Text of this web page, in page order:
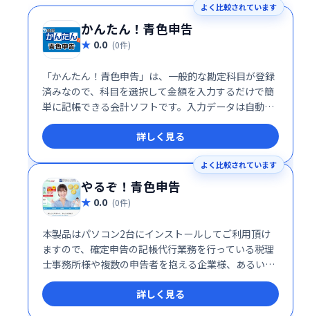
よく比較されています
かんたん！青色申告
0.0 (0件)
「かんたん！青色申告」は、一般的な勘定科目が登録
済みなので、科目を選択して金額を入力するだけで簡
単に記帳できる会計ソフトです。入力データは自動的
に関連資料に反映され、スムーズな青色申告をサポー
トします。複雑な操作は不要で、初心者の方でも安心
してご利用いただけます。
詳しく見る
よく比較されています
やるぞ！青色申告
0.0 (0件)
本製品はパソコン2台にインストールしてご利用頂け
ますので、確定申告の記帳代行業務を行っている税理
士事務所様や複数の申告者を抱える企業様、あるいは
ご家族で2台のパソコンをお使いの方にも便利にご活
用いただけます。
詳しく見る